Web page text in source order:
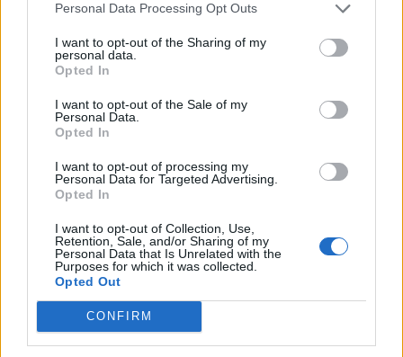
Personal Data Processing Opt Outs
I want to opt-out of the Sharing of my
personal data.
Opted In
I want to opt-out of the Sale of my
Personal Data.
Opted In
I want to opt-out of processing my
Personal Data for Targeted Advertising.
Opted In
I want to opt-out of Collection, Use,
Retention, Sale, and/or Sharing of my
Personal Data that Is Unrelated with the
Purposes for which it was collected.
Opted Out
CONFIRM